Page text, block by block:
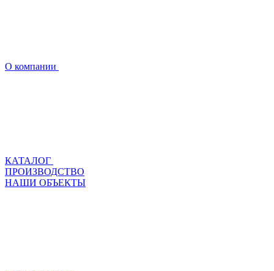
О компании
КАТАЛОГ
ПРОИЗВОДСТВО
НАШИ ОБЪЕКТЫ